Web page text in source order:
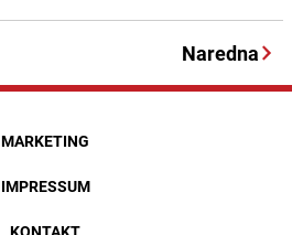
Naredna
MARKETING
IMPRESSUM